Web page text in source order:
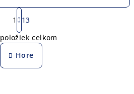
O
v
l
á
S
t
r
á
n
k
o
1
13
položiek celkom
Hore